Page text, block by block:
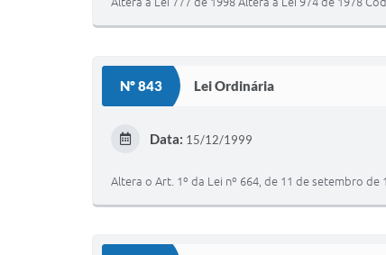
Nº 843 Lei Ordinária
Data: 15/12/1999
Altera o Art. 1º da Lei nº 664, de 11 de setembro de